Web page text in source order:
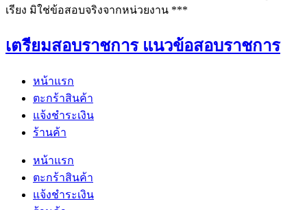
เรียง มิใช่ข้อสอบจริงจากหน่วยงาน ***
เตรียมสอบราชการ แนวข้อสอบราชการ
หน้าแรก
ตะกร้าสินค้า
แจ้งชำระเงิน
ร้านค้า
หน้าแรก
ตะกร้าสินค้า
แจ้งชำระเงิน